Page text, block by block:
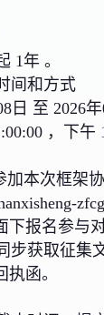
1年 。
间和方式
日 至 2026
，下午
加本次框架
下报名参与
步获取征集
函。